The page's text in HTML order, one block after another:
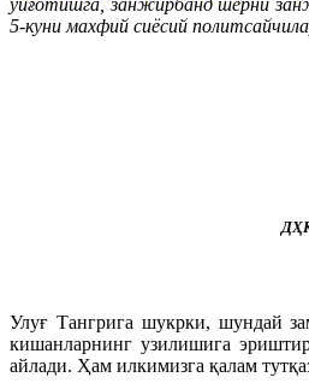
5-куни махфий сиёсий
Улуғ Тангрига шукрки, шундай
кишанларнинг узилишига
айлади. Ҳам илкимизга қалам